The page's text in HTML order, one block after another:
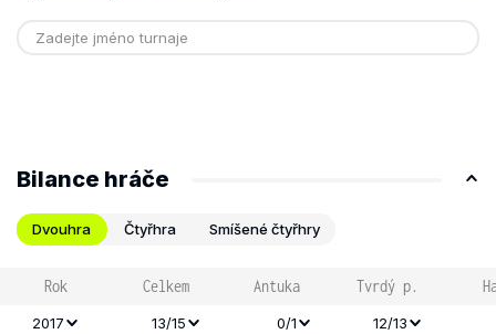
Bilance hráče
Dvouhra Čtyřhra Smíšené čtyřhry
Rok Celkem Antuka Tvrdý p.
2017 13/15 0/1
12/13